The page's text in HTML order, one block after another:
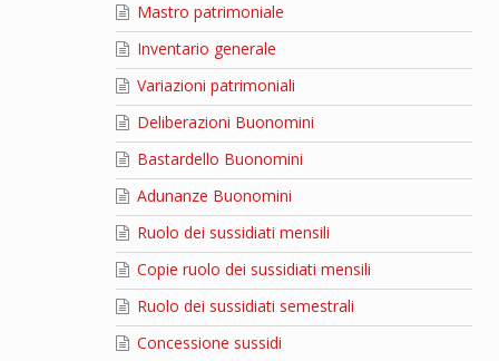
Mastro patrimoniale
Inventario generale
Variazioni patrimoniali
Deliberazioni Buonomini
Bastardello Buonomini
Adunanze Buonomini
Ruolo dei sussidiati mensili
Copie ruolo dei sussidiati mensili
Ruolo dei sussidiati semestrali
Concessione sussidi